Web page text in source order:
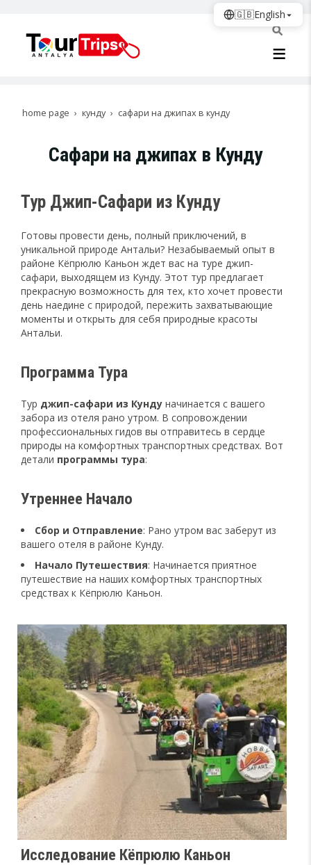
home page кунду сафари на джипах в кунду
Сафари на джипах в Кунду
Тур Джип-Сафари из Кунду
Готовы провести день, полный приключений, в
уникальной природе Антальи? Незабываемый опыт в
районе Кёпрюлю Каньон ждет вас на туре джип-
сафари, выходящем из Кунду. Этот тур предлагает
прекрасную возможность для тех, кто хочет провести
день наедине с природой, пережить захватывающие
моменты и открыть для себя природные красоты
Антальи.
Программа Тура
Тур джип-сафари из Кунду начинается с вашего
забора из отеля рано утром. В сопровождении
профессиональных гидов вы отправитесь в сердце
природы на комфортных транспортных средствах. Вот
детали программы тура:
Утреннее Начало
Сбор и Отправление: Рано утром вас заберут из
вашего отеля в районе Кунду.
Начало Путешествия: Начинается приятное
путешествие на наших комфортных транспортных
средствах к Кёпрюлю Каньон.
Исследование Кёпрюлю Каньон
🇬🇧English